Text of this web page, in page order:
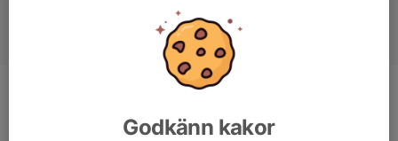
Godkänn kakor